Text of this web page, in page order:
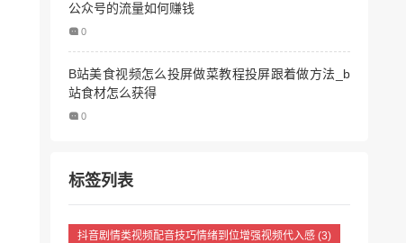
公众号的流量如何赚钱
0
B站美食视频怎么投屏做菜教程投屏跟着做方法_b
站食材怎么获得
0
标签列表
抖音剧情类视频配音技巧情绪到位增强视频代入感(3)